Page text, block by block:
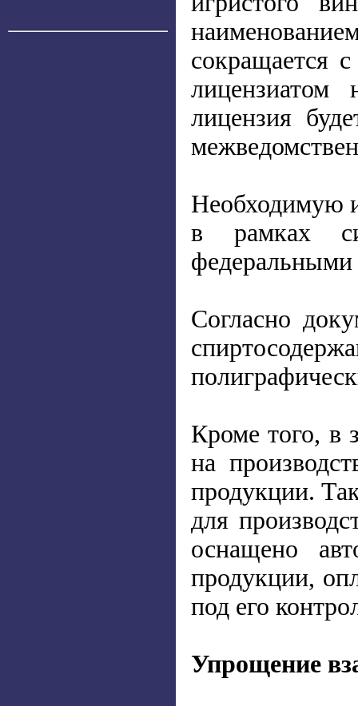
сокращается
лицензиатом
лицензия
Необходимую
в рамках
федеральными
Согласно
Кроме того, в
на
продукции.
для
оснащено
продукции,
под его
Упрощение